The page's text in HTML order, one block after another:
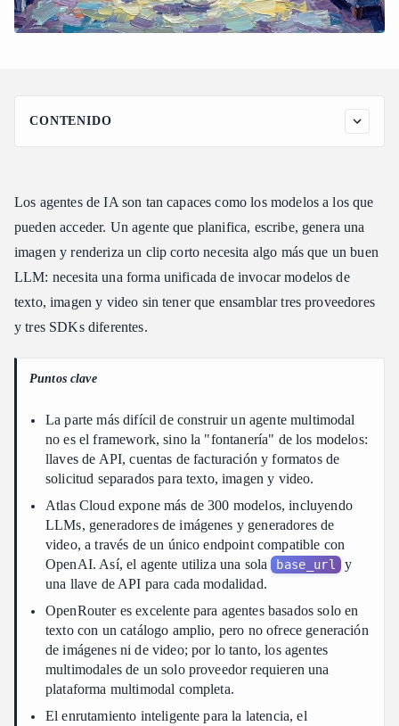
CONTENIDO
Por qué los agentes multimodales son un desafío distinto
El ecosistema de modelos al alcance del agente
Cómo se traduce esto en patrones de uso de herramientas
Comparativa de plataformas para agentes multimodales
Control de costos por llamada de herramienta
En conclusión
Los agentes de IA son tan capaces como los modelos a los que
pueden acceder. Un agente que planifica, escribe, genera una
imagen y renderiza un clip corto necesita algo más que un buen
LLM: necesita una forma unificada de invocar modelos de
texto, imagen y video sin tener que ensamblar tres proveedores
y tres SDKs diferentes.
Puntos clave
La parte más difícil de construir un agente multimodal
no es el framework, sino la "fontanería" de los modelos:
llaves de API, cuentas de facturación y formatos de
solicitud separados para texto, imagen y video.
Atlas Cloud expone más de 300 modelos, incluyendo
LLMs, generadores de imágenes y generadores de
video, a través de un único endpoint compatible con
OpenAI. Así, el agente utiliza una sola base_url y
una llave de API para cada modalidad.
OpenRouter es excelente para agentes basados solo en
texto con un catálogo amplio, pero no ofrece generación
de imágenes ni de video; por lo tanto, los agentes
multimodales de un solo proveedor requieren una
plataforma multimodal completa.
El enrutamiento inteligente para la latencia, el